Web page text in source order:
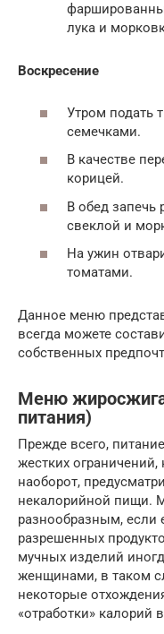
лука и
Воскресение
Утром подать
семечками.
В качестве
корицей.
В обед запечь
свеклой и
На ужин
томатами.
Данное меню
всегда можете
собственных
Меню
питания)
Прежде всего,
жестких ограничений,
наоборот,
некалорийной пищи.
разнообразным, если
разрешенных
мучных изделий
женщинами, в таком
некоторые
«отработки» калорий